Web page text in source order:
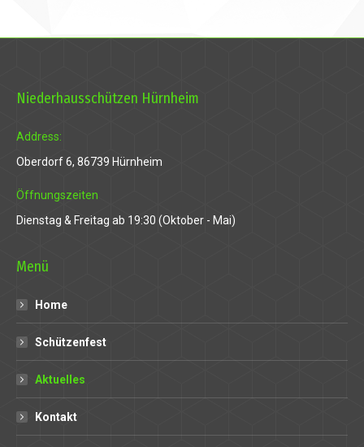
Niederhausschützen Hürnheim
Address:
Oberdorf 6, 86739 Hürnheim
Öffnungszeiten
Dienstag & Freitag ab 19:30 (Oktober - Mai)
Menü
Home
Schützenfest
Aktuelles
Kontakt